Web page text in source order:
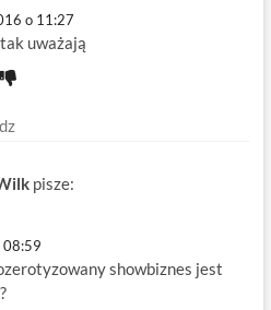
o 11:27
uważają
pisze:
08:59
showbiznes jest